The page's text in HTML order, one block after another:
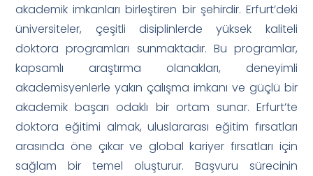
akademik imkanları birleştiren bir şehirdir. Erfurt’deki
üniversiteler, çeşitli disiplinlerde yüksek kaliteli
doktora programları sunmaktadır. Bu programlar,
kapsamlı araştırma olanakları, deneyimli
akademisyenlerle yakın çalışma imkanı ve güçlü bir
akademik başarı odaklı bir ortam sunar. Erfurt’te
doktora eğitimi almak, uluslararası eğitim fırsatları
arasında öne çıkar ve global kariyer fırsatları için
sağlam bir temel oluşturur. Başvuru sürecinin